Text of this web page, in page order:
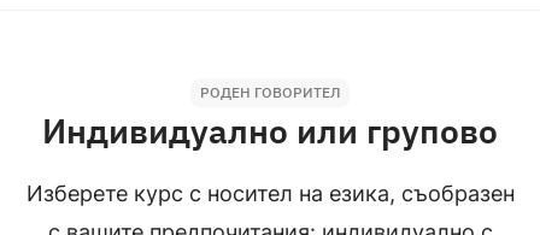
Pero
РОДЕН ГОВОРИТЕЛ
Индивидуално или групово
Изберете курс с носител на езика, съобразен